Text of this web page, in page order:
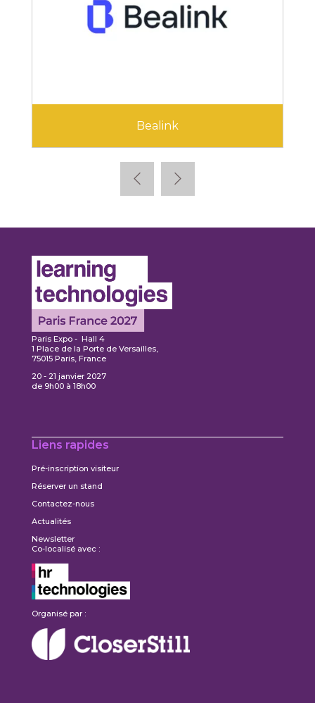
Bealink
Paris Expo - Hall 4
1 Place de la Porte de Versailles,
75015 Paris, France
20 - 21 janvier 2027
de 9h00 à 18h00
Liens rapides
Pré-inscription visiteur
Réserver un stand
Contactez-nous
Actualités
Newsletter
Co-localisé avec :
Organisé par :